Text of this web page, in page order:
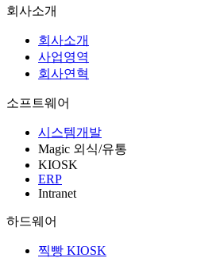
회사소개
회사소개
사업영역
회사연혁
소프트웨어
시스템개발
Magic 외식/유통
KIOSK
ERP
Intranet
하드웨어
찍빵 KIOSK